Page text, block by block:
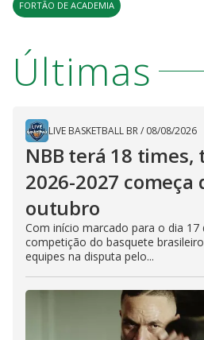
FORTÃO DE ACADEMIA
Últimas
LIVE BASKETBALL BR/ 08/08/2026
NBB terá 18 times,
2026-2027 começa
outubro
Com início marcado para o dia 17
competição do basquete
equipes na disputa pelo...